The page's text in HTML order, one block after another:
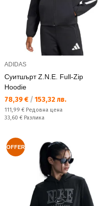
ADIDAS
Суитшърт Z.N.E. Full-Zip
Hoodie
Текуща цена:
78,39 € / 153,32 лв.
Редовна цена:
111,99 € Редовна цена
Спестявате:
33,60 € Разлика
OFFER